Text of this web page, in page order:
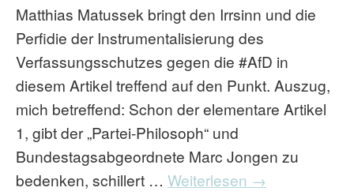
Matthias Matussek bringt den Irrsinn und die
Perfidie der Instrumentalisierung des
Verfassungsschutzes gegen die #AfD in
diesem Artikel treffend auf den Punkt. Auszug,
mich betreffend: Schon der elementare Artikel
1, gibt der „Partei-Philosoph“ und
Bundestagsabgeordnete Marc Jongen zu
bedenken, schillert … Weiterlesen →